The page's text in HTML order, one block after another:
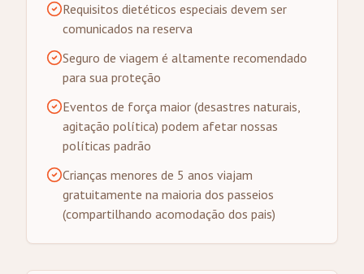
Requisitos dietéticos especiais devem ser
comunicados na reserva
Seguro de viagem é altamente recomendado
para sua proteção
Eventos de força maior (desastres naturais,
agitação política) podem afetar nossas
políticas padrão
Crianças menores de 5 anos viajam
gratuitamente na maioria dos passeios
(compartilhando acomodação dos pais)